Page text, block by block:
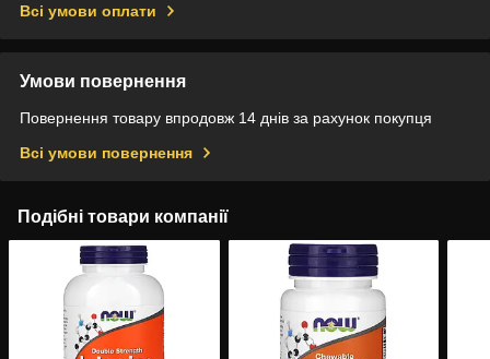
Всі умови оплати
Умови повернення
Повернення товару впродовж 14 днів за рахунок покупця
Всі умови повернення
Подібні товари компанії